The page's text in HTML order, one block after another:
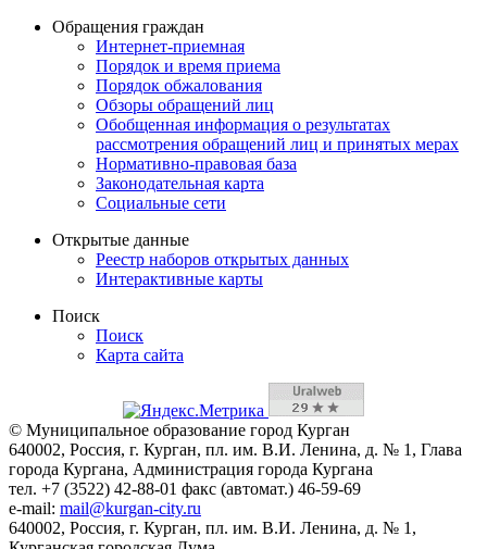
Обращения граждан
Интернет-приемная
Порядок и время приема
Порядок обжалования
Обзоры обращений лиц
Обобщенная информация о результатах
рассмотрения обращений лиц и принятых мерах
Нормативно-правовая база
Законодательная карта
Социальные сети
Открытые данные
Реестр наборов открытых данных
Интерактивные карты
Поиск
Поиск
Карта сайта
© Муниципальное образование город Курган
640002, Россия, г. Курган, пл. им. В.И. Ленина, д. № 1, Глава
города Кургана, Администрация города Кургана
тел. +7 (3522) 42-88-01 факс (автомат.) 46-59-69
e-mail: mail@kurgan-city.ru
640002, Россия, г. Курган, пл. им. В.И. Ленина, д. № 1,